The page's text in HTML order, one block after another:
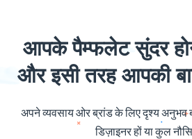
आपके पैम्फलेट सुंदर
और इसी तरह आपकी
अपने व्यवसाय ओर ब्रांड के लिए दृश्य अनुभव
डिज़ाइनर हों या कुल